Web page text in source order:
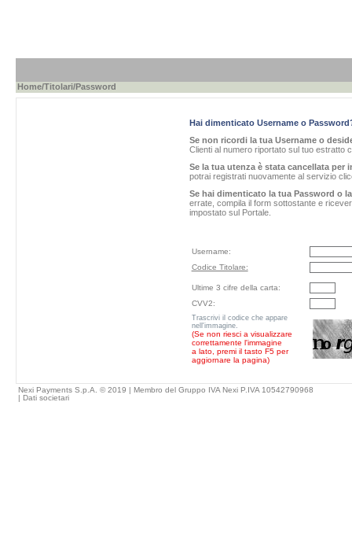
Home/Titolari/Password
Hai dimenticato Username o
Se non ricordi la tua Username o
Clienti al numero riportato sul tuo estratto
Se la tua utenza è stata cancellata per
potrai registrati nuovamente al servizio
Se hai dimenticato la tua Password o
errate, compila il form sottostante e
impostato sul Portale.
Username:
Codice Titolare:
Ultime 3 cifre della carta:
CVV2:
Trascrivi il codice che appare
nell'immagine.
(Se non riesci a visualizzare
correttamente l'immagine
a lato, premi il tasto F5 per
aggiornare la pagina)
Nexi Payments S.p.A. © 2019 | Membro del Gruppo IVA Nexi P.IVA 10542790968
| Dati societari